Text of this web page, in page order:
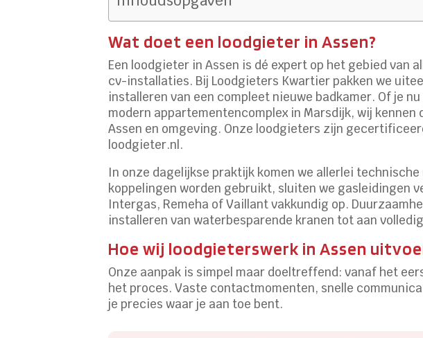
Wat doet een loodgieter in Assen?
Een loodgieter in Assen is dé expert op het gebied
cv-installaties. Bij Loodgieters Kwartier pakken we
installeren van een compleet nieuwe badkamer. Of je
modern appartementencomplex in Marsdijk, wij
Assen en omgeving. Onze loodgieters zijn
loodgieter.nl.
In onze dagelijkse praktijk komen we allerlei
koppelingen worden gebruikt, sluiten we gasleidingen
Intergas, Remeha of Vaillant vakkundig op.
installeren van waterbesparende kranen tot aan
Hoe wij loodgieterswerk in Assen
Onze aanpak is simpel maar doeltreffend: vanaf het
het proces. Vaste contactmomenten, snelle
je precies waar je aan toe bent.